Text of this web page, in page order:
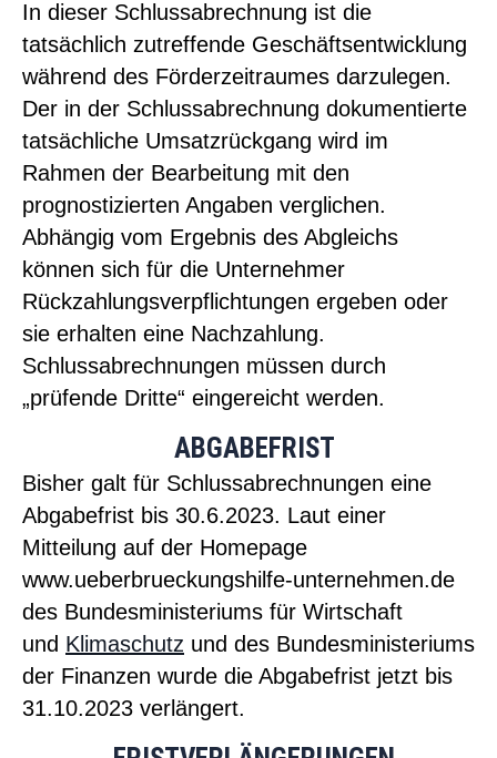
In dieser Schlussabrechnung ist die
tatsächlich zutreffende Geschäftsentwicklung
während des Förderzeitraumes darzulegen.
Der in der Schlussabrechnung dokumentierte
tatsächliche Umsatzrückgang wird im
Rahmen der Bearbeitung mit den
prognostizierten Angaben verglichen.
Abhängig vom Ergebnis des Abgleichs
können sich für die Unternehmer
Rückzahlungsverpflichtungen ergeben oder
sie erhalten eine Nachzahlung.
Schlussabrechnungen müssen durch
„prüfende Dritte“ eingereicht werden.
ABGABEFRIST
Bisher galt für Schlussabrechnungen eine
Abgabefrist bis 30.6.2023. Laut einer
Mitteilung auf der Homepage
www.ueberbrueckungshilfe-unternehmen.de
des Bundesministeriums für Wirtschaft
und Klimaschutz und des Bundesministeriums
der Finanzen wurde die Abgabefrist jetzt bis
31.10.2023 verlängert.